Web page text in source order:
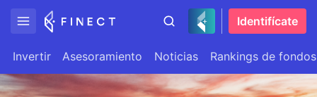
Identifícate
Invertir Asesoramiento Noticias Rankings de fondos